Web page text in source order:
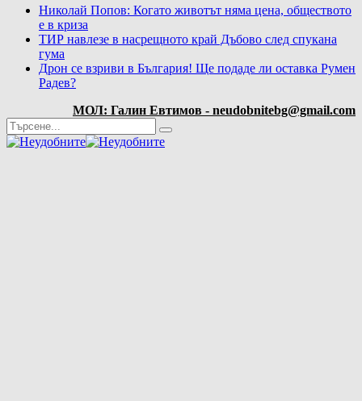
Николай Попов: Когато животът няма цена, обществото
е в криза
ТИР навлезе в насрещното край Дъбово след спукана
гума
Дрон се взриви в България! Ще подаде ли оставка Румен
Радев?
МОЛ: Галин Евтимов - neudobnitebg@gmail.com